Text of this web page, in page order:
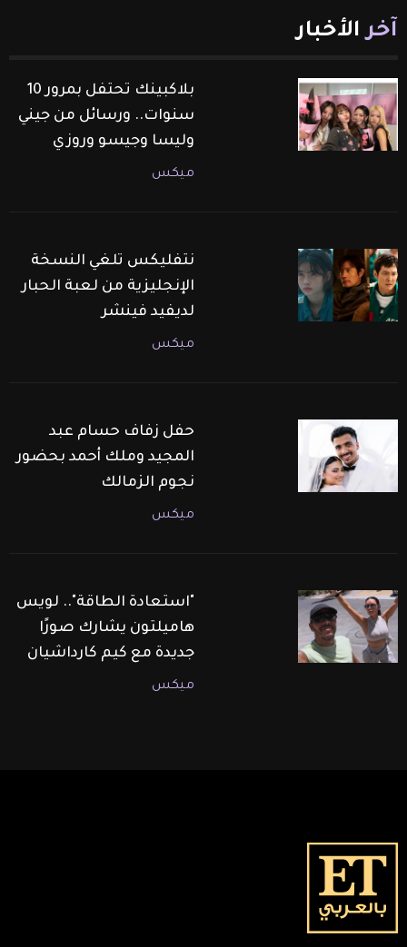
آخر الأخبار
بلاكبينك تحتفل بمرور 10
سنوات.. ورسائل من جيني
وليسا وجيسو وروزي
ميكس
نتفليكس تلغي النسخة
الإنجليزية من لعبة الحبار
لديفيد فينشر
ميكس
حفل زفاف حسام عبد
المجيد وملك أحمد بحضور
نجوم الزمالك
ميكس
"استعادة الطاقة".. لويس
هاميلتون يشارك صورًا
جديدة مع كيم كارداشيان
ميكس